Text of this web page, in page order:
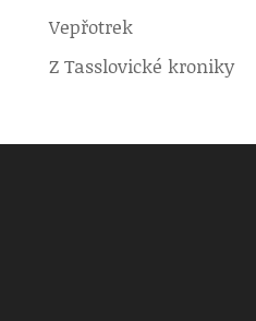
Vepřotrek
Z Tasslovické kroniky